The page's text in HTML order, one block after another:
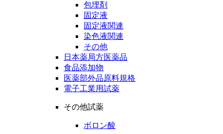
包埋剤
固定液
固定液関連
染色液関連
その他
日本薬局方医薬品
食品添加物
医薬部外品原料規格
電子工業用試薬
その他試薬
ボロン酸